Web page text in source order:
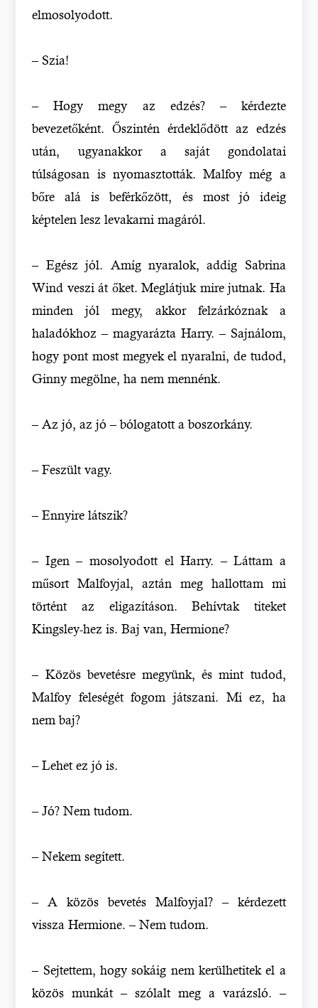
elmosolyodott.
– Szia!
– Hogy megy az edzés? – kérdezte
bevezetőként. Őszintén érdeklődött az edzés
után, ugyanakkor a saját gondolatai
túlságosan is nyomasztották. Malfoy még a
bőre alá is beférkőzött, és most jó ideig
képtelen lesz levakarni magáról.
– Egész jól. Amíg nyaralok, addig Sabrina
Wind veszi át őket. Meglátjuk mire jutnak. Ha
minden jól megy, akkor felzárkóznak a
haladókhoz – magyarázta Harry. – Sajnálom,
hogy pont most megyek el nyaralni, de tudod,
Ginny megölne, ha nem mennénk.
– Az jó, az jó – bólogatott a boszorkány.
– Feszült vagy.
– Ennyire látszik?
– Igen – mosolyodott el Harry. – Láttam a
műsort Malfoyjal, aztán meg hallottam mi
történt az eligazításon. Behívtak titeket
Kingsley-hez is. Baj van, Hermione?
– Közös bevetésre megyünk, és mint tudod,
Malfoy feleségét fogom játszani. Mi ez, ha
nem baj?
– Lehet ez jó is.
– Jó? Nem tudom.
– Nekem segített.
– A közös bevetés Malfoyjal? – kérdezett
vissza Hermione. – Nem tudom.
– Sejtettem, hogy sokáig nem kerülhetitek el a
közös munkát – szólalt meg a varázsló. –